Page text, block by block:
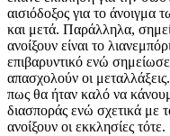
αισιόδοξος για το άνοιγμα
και μετά. Παράλληλα,
ανοίξουν είναι το
επιβαρυντικό ενώ
απασχολούν οι
πως θα ήταν καλό να
διασποράς ενώ σχετικά με
ανοίξουν οι εκκλησίες τότε.